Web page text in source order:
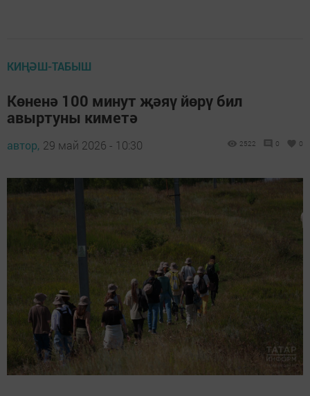
КИҢӘШ-ТАБЫШ
Көненә 100 минут җәяү йөрү бил
авыртуны киметә
автор, 29 май 2026 - 10:30 2522 0 0